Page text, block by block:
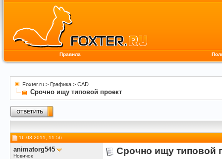
Правила
Foxter.ru > Графика > CAD
Срочно ищу типовой проект
16.03.2011, 11:56
animatorg545
Новичок Срочно ищу типовой